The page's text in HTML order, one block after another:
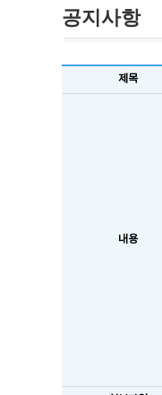
공지사항
제목
내용